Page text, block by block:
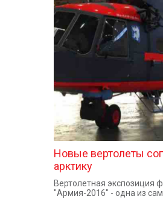
Новые вертолеты
арктику
Вертолетная экспозиция
"Армия-2016" - одна из